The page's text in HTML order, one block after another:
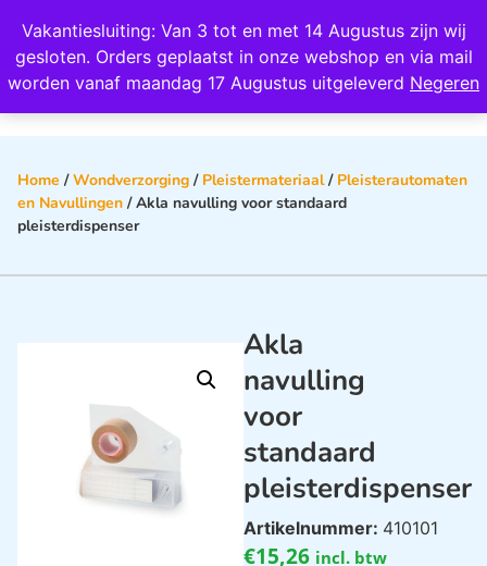
Vakantiesluiting: Van 3 tot en met 14 Augustus zijn wij
gesloten. Orders geplaatst in onze webshop en via mail
worden vanaf maandag 17 Augustus uitgeleverd Negeren
Wij scoren een 4,8 op Google
Home /Wondverzorging / Pleistermateriaal/ Pleisterautomaten
en Navullingen / Akla navulling voor standaard
pleisterdispenser
Akla
navulling
voor
standaard
pleisterdispenser
Artikelnummer: 410101
€15,26 incl. btw